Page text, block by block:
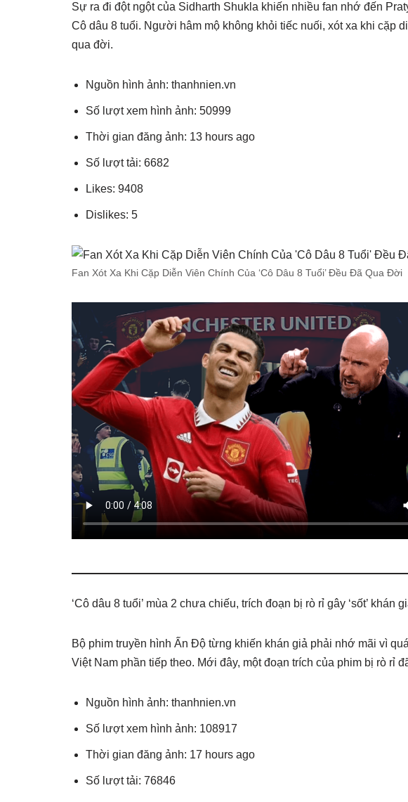
Sự ra đi đột ngột của Sidharth Shukla khiến nhiều fan nhớ đến
Cô dâu 8 tuổi. Người hâm mộ không khỏi tiếc nuối, xót xa khi cặp
qua đời.
Nguồn hình ảnh: thanhnien.vn
Số lượt xem hình ảnh: 50999
Thời gian đăng ảnh: 13 hours ago
Số lượt tải: 6682
Likes: 9408
Dislikes: 5
Fan Xót Xa Khi Cặp Diễn Viên Chính Của ‘Cô Dâu 8 Tuổi’ Đều Đã Qua Đời
‘Cô dâu 8 tuổi’ mùa 2 chưa chiếu, trích đoạn bị rò rỉ gây ‘sốt’ khán
Bộ phim truyền hình Ấn Độ từng khiến khán giả phải nhớ mãi vì
Việt Nam phần tiếp theo. Mới đây, một đoạn trích của phim bị rò rỉ
Nguồn hình ảnh: thanhnien.vn
Số lượt xem hình ảnh: 108917
Thời gian đăng ảnh: 17 hours ago
Số lượt tải: 76846